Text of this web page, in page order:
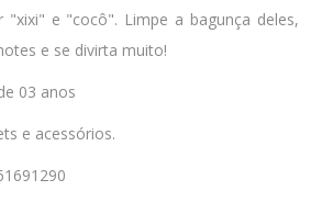
"xixi" e "cocô". Limpe a bagunça deles,
e se divirta muito!
03 anos
e acessórios.